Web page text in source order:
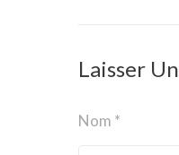
Laisser Un
Nom *